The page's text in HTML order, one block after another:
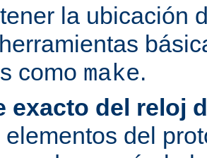
la ubicación
como make.
exacto del reloj
elementos del